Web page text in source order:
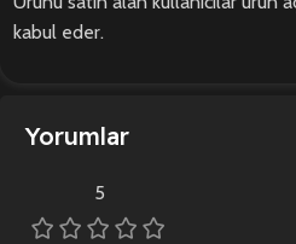
kabul eder.
Yorumlar
5